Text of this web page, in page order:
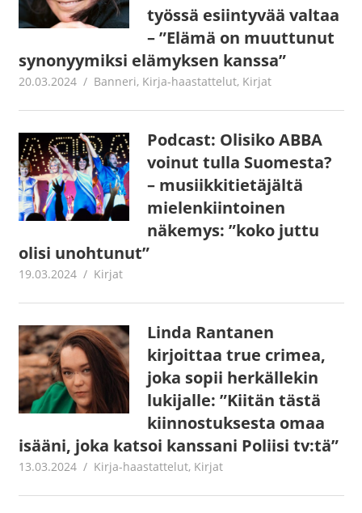
työssä esiintyvää valtaa
– ”Elämä on muuttunut
synonyymiksi elämyksen kanssa”
20.03.2024 Jouni Hirn
Banneri, Kirja-haastattelut, Kirjat
Podcast: Olisiko ABBA
voinut tulla Suomesta?
– musiikkitietäjältä
mielenkiintoinen
näkemys: ”koko juttu
olisi unohtunut”
19.03.2024 Jouni Hirn
Kirjat
Linda Rantanen
kirjoittaa true crimea,
joka sopii herkällekin
lukijalle: ”Kiitän tästä
kiinnostuksesta omaa
isääni, joka katsoi kanssani Poliisi tv:tä”
13.03.2024 Jouni Hirn
Kirja-haastattelut, Kirjat